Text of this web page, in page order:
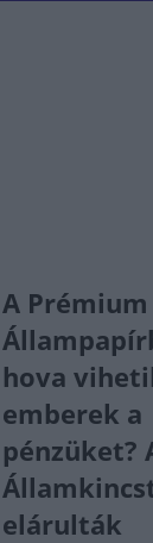
A
hova
emberek a
pénzüket?
elárulták